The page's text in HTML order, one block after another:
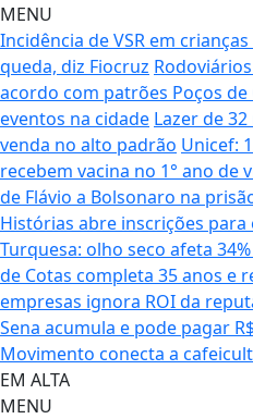
MENU
Incidência de VSR em
queda, diz Fiocruz
acordo com patrões Poços
eventos na cidade Lazer de
venda no alto padrão Unicef:
recebem vacina no 1° ano de
de Flávio a Bolsonaro na
Histórias abre inscrições para
Turquesa: olho seco afeta
de Cotas completa 35 anos e
empresas ignora ROI da
Sena acumula e pode pagar
Movimento conecta a
EM ALTA
MENU